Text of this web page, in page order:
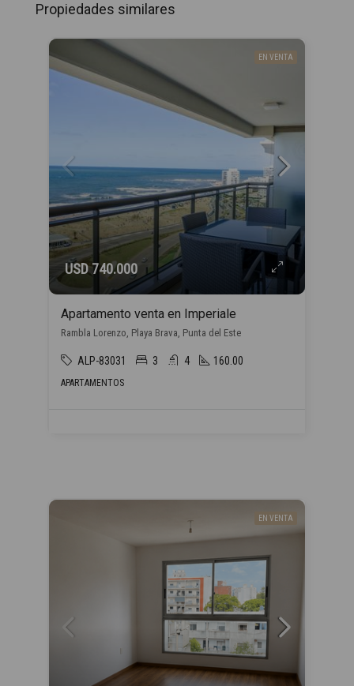
Propiedades similares
EN VENTA
USD 740.000
Apartamento venta en Imperiale
Rambla Lorenzo, Playa Brava, Punta del Este
ALP-83031 3 4 160.00
APARTAMENTOS
EN VENTA